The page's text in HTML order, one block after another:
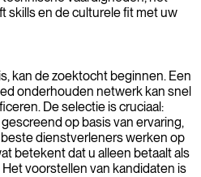
skills en de culturele fit met uw
kan de zoektocht beginnen. Een
onderhouden netwerk kan snel
De selectie is cruciaal:
op basis van ervaring,
dienstverleners werken op
betekent dat u alleen betaalt als
voorstellen van kandidaten is